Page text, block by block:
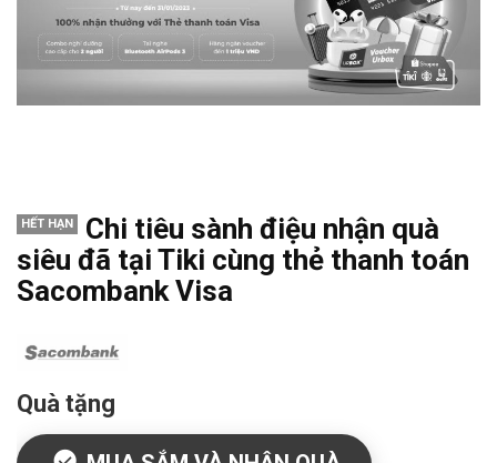
HẾT HẠN
Chi tiêu sành điệu nhận quà
siêu đã tại Tiki cùng thẻ thanh toán
Sacombank Visa
Quà tặng